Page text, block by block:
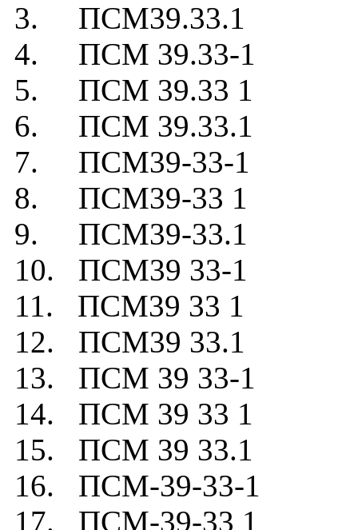
3. ПСМ39.33.1
4. ПСМ 39.33-1
5. ПСМ 39.33 1
6. ПСМ 39.33.1
7. ПСМ39-33-1
8. ПСМ39-33 1
9. ПСМ39-33.1
10. ПСМ39 33-1
11. ПСМ39 33 1
12. ПСМ39 33.1
13. ПСМ 39 33-1
14. ПСМ 39 33 1
15. ПСМ 39 33.1
16. ПСМ-39-33-1
17. ПСМ-39-33 1